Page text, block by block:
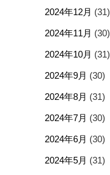
2024年12月 (31)
2024年11月 (30)
2024年10月 (31)
2024年9月 (30)
2024年8月 (31)
2024年7月 (30)
2024年6月 (30)
2024年5月 (31)